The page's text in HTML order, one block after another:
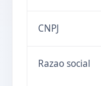
CNPJ
Razao social